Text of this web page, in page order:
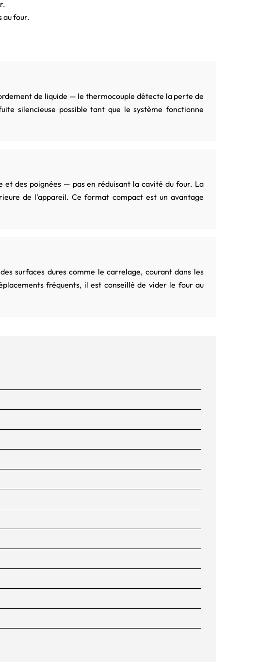
au four.
de liquide — le thermocouple détecte la perte de
silencieuse possible tant que le système fonctionne
des poignées — pas en réduisant la cavité du four. La
de l'appareil. Ce format compact est un avantage
surfaces dures comme le carrelage, courant dans les
fréquents, il est conseillé de vider le four au